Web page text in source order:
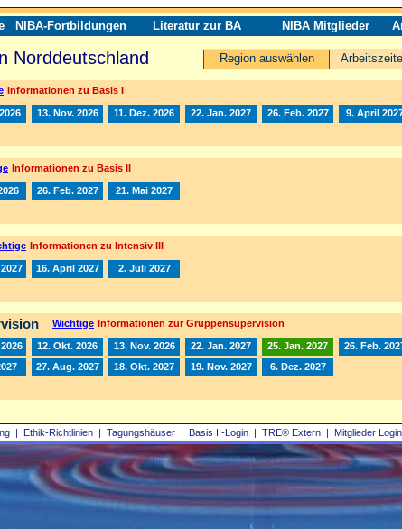
| Ethik-Richtlinien | Tagungshäuser | Basis II‑Login | TRE® Extern | Mitglieder Login
NIBA-Fortbildungen Literatur zur BA NIBA Mitglieder
Norddeutschland Region auswählen
Informationen zu Basis I
13. Nov. 2026 11. Dez. 2026 22. Jan. 2027 26. Feb. 2027 9. April
Informationen zu Basis II
26. Feb. 2027 21. Mai 2027
Informationen zu Intensiv III
16. April 2027 2. Juli 2027
Wichtige Informationen zur Gruppensupervision
12. Okt. 2026 13. Nov. 2026 22. Jan. 2027 25. Jan. 2027 26. Feb.
27. Aug. 2027 18. Okt. 2027 19. Nov. 2027 6. Dez. 2027